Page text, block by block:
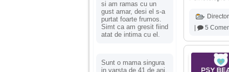
si am ramas cu un
gust amar, desi el s-a
purtat foarte frumos.
Simt ca am gresit fiind
atat de intima cu el.
Sunt o mama singura
in varsta de 41 de ani,
5